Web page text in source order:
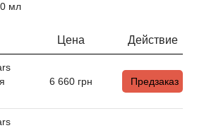
мл
Цена Действие
6 660 грн Предзаказ